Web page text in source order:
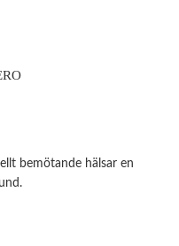
bemötande hälsar en